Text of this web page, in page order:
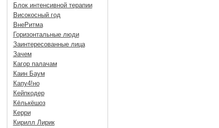
Блок интенсивной терапии
Високосный год
ВнеРитма
Горизонтальные люди
Заинтересованные лица
Зачем
Кагор палачам
Каин Баум
Капу4!но
Кейпкодер
Кёлькёшоз
Керри
Кирилл Лирик